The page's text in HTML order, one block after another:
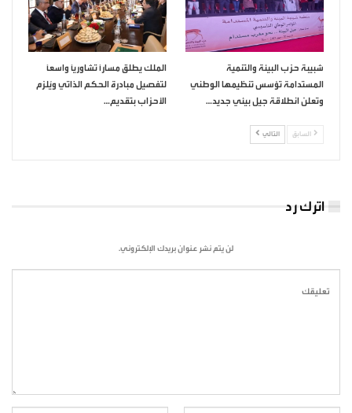
شبيبة حزب البيئة والتنمية
المستدامة تؤسس تنظيمها الوطني
وتعلن انطلاقة جيل بيئي جديد…
الملك يطلق مساراً تشاورياً واسعاً
لتفصيل مبادرة الحكم الذاتي ويُلزم
الأحزاب بتقديم…
السابق التالي
اترك رد
لن يتم نشر عنوان بريدك الإلكتروني.